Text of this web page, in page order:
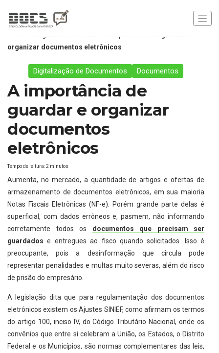
organizar documentos eletrônicos
Digitalização de Documentos Documentos
A importância de
guardar e organizar
documentos
eletrônicos
Tempo de leitura:2 minutos
Aumenta, no mercado, a quantidade de artigos e ofertas de
armazenamento de documentos eletrônicos, em sua maioria
Notas Fiscais Eletrônicas (NF-e). Porém grande parte delas é
superficial, com dados errôneos e, pasmem, não informando
corretamente todos os documentos que precisam ser
guardados e entregues ao fisco quando solicitados. Isso é
preocupante, pois a desinformação que circula pode
representar penalidades e multas muito severas, além do risco
de prisão do empresário.
A legislação dita que para regulamentação dos documentos
eletrônicos existem os Ajustes SINIEF, como afirmam os termos
do artigo 100, inciso IV, do Código Tributário Nacional, onde os
convênios que entre si celebram a União, os Estados, o Distrito
Federal e os Municípios, são normas complementares das leis,